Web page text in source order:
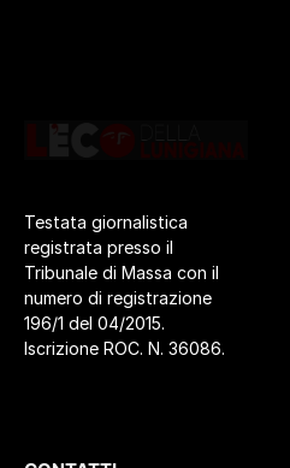
Testata giornalistica
registrata presso il
Tribunale di Massa con il
numero di registrazione
196/1 del 04/2015.
Iscrizione ROC. N. 36086.